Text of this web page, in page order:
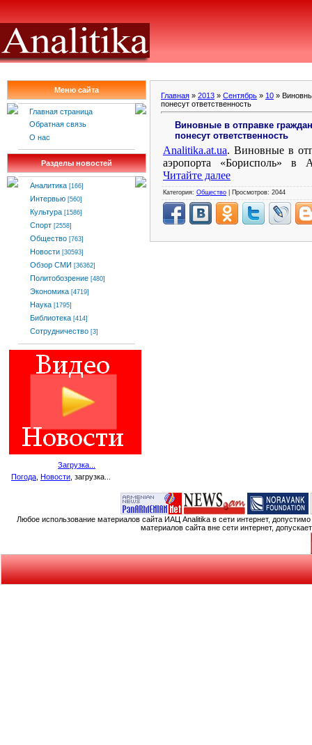
Меню сайта
Главная страница
Обратная связь
О нас
Разделы новостей
Аналитика [166]
Интервью [560]
Культура [1586]
Спорт [2558]
Общество [763]
Новости [30593]
Обзор СМИ [36362]
Политобозрение [480]
Экономика [4719]
Наука [1795]
Библиотека [414]
Сотрудничество [3]
Загрузка...
Погода Новости , загрузка...
Главная » 2013 » Сентябрь » 10 »
понесут ответственность
Виновные в отправке
понесут ответственность
Analitika.at.ua. Виновные в
аэропорта «Борисполь» в
Читайте далее
Категория: Общество | Просмотров: 2044
Любое использование материалов сайта ИАЦ Analitika в сети интернет,
материалов сайта вне сети интернет,